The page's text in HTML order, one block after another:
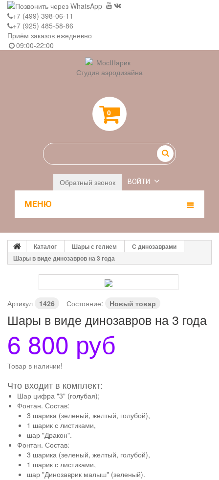
+7 (499) 398-06-11
+7 (925) 485-58-86
Приём заказов ежедневно
09:00-22:00
Студия аэродизайна
0
Обратный звонок ВОЙТИ
МЕНЮ
Каталог Шары с гелием
С динозаврами
Шары в виде динозавров на 3 года
Артикул 1426 Состояние: Новый товар
Шары в виде динозавров на 3 года
6 800 руб
Товар в наличии!
Что входит в комплект:
Шар цифра "3" (голубая);
Фонтан. Состав:
3 шарика (зеленый, желтый, голубой),
1 шарик с листиками,
шар "Дракон".
Фонтан. Состав:
3 шарика (зеленый, желтый, голубой),
1 шарик с листиками,
шар "Динозаврик малыш" (зеленый).